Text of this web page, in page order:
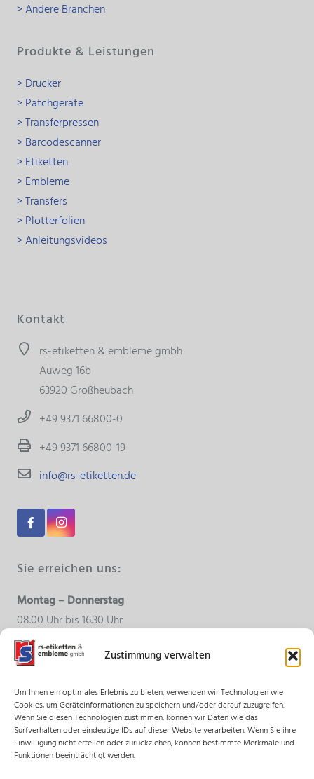
Zustimmung verwalten
Um Ihnen ein optimales Erlebnis zu bieten, verwenden wir Technologien wie
Cookies, um Geräteinformationen zu speichern und/oder darauf zuzugreifen.
Wenn Sie diesen Technologien zustimmen, können wir Daten wie das
Surfverhalten oder eindeutige IDs auf dieser Website verarbeiten. Wenn Sie ihre
Einwilligung nicht erteilen oder zurückziehen, können bestimmte Merkmale und
Funktionen beeinträchtigt werden.
> Andere Branchen
Produkte & Leistungen
> Drucker
> Patchgeräte
> Transferpressen
> Barcodescanner
> Etiketten
> Embleme
> Transfers
> Plotterfolien
> Anleitungsvideos
Kontakt
rs-etiketten & embleme gmbh
Auweg 16b
63920 Großheubach
+49 9371 66800-0
+49 9371 66800-19
info@rs-etiketten.de
Sie erreichen uns:
Montag – Donnerstag
08.00 Uhr bis 16.30 Uhr
Freitag
© 2018 rs-etiketten & embleme gmbh – Alle Rechte
vorbehalten.